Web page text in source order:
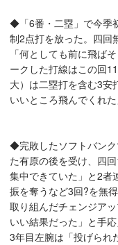
◆「6番・二塁」で今季
制2点打を放った。四回
「何としても前に飛ば
ークした打線はこの回
大）は二塁打を含む3安
いいところ飛んでくれた
◆完敗したソフトバン
た有原の後を受け、四
集中できていた」と2者
振を奪うなど3回?を無
取り組んだチェンジア
いい結果だった」と手
3年目左腕は「投げられ